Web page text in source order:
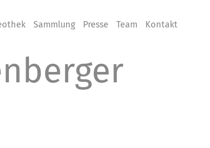
Sammlung Presse Team Kontakt